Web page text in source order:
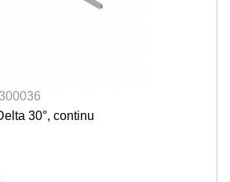
30°, continu